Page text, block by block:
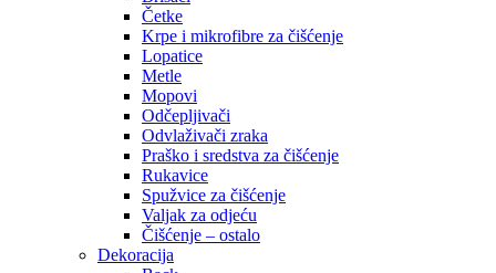
Četke
Krpe i mikrofibre za čišćenje
Lopatice
Metle
Mopovi
Odčepljivači
Odvlaživači zraka
Praško i sredstva za čišćenje
Rukavice
Spužvice za čišćenje
Valjak za odjeću
Čišćenje – ostalo
Dekoracija